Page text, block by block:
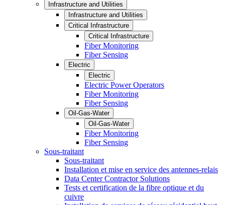
Infrastructure and Utilities
Infrastructure and Utilities
Critical Infrastructure
Critical Infrastructure
Fiber Monitoring
Fiber Sensing
Electric
Electric
Electric Power Operators
Fiber Monitoring
Fiber Sensing
Oil-Gas-Water
Oil-Gas-Water
Fiber Monitoring
Fiber Sensing
Sous-traitant
Sous-traitant
Installation et mise en service des antennes-relais
Data Center Contractor Solutions
Tests et certification de la fibre optique et du
cuivre